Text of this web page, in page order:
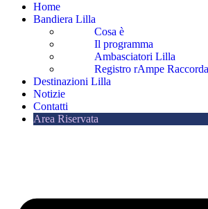
Home
Bandiera Lilla
Cosa è
Il programma
Ambasciatori Lilla
Registro rAmpe
Destinazioni Lilla
Notizie
Contatti
Area Riservata